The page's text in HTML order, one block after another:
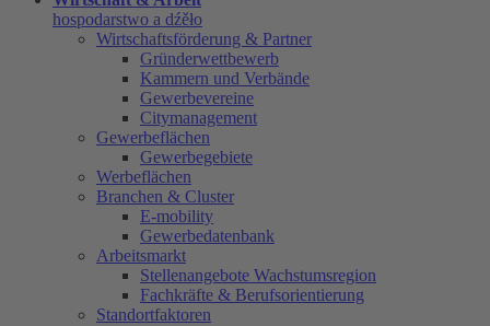
hospodarstwo a dźěło
Wirtschaftsförderung & Partner
Gründerwettbewerb
Kammern und Verbände
Gewerbevereine
Citymanagement
Gewerbeflächen
Gewerbegebiete
Werbeflächen
Branchen & Cluster
E-mobility
Gewerbedatenbank
Arbeitsmarkt
Stellenangebote Wachstumsregion
Fachkräfte & Berufsorientierung
Standortfaktoren